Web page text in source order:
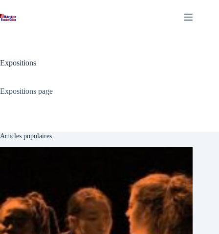
to
content
Expositions
Expositions page
Articles populaires